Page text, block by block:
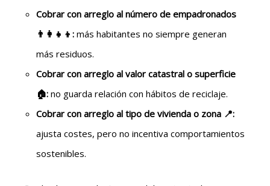
Cobrar con arreglo al número de empadronados
👨‍👩‍👧‍👦: más habitantes no siempre generan
más residuos.
Cobrar con arreglo al valor catastral o superficie
🏠: no guarda relación con hábitos de reciclaje.
Cobrar con arreglo al tipo de vivienda o zona 📍:
ajusta costes, pero no incentiva comportamientos
sostenibles.